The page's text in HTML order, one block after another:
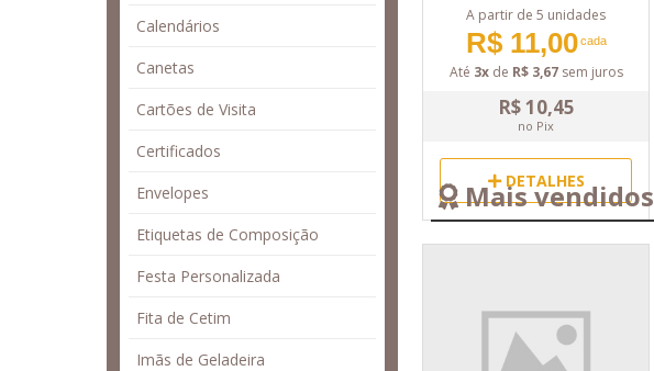
Calendários
Canetas
Cartões de Visita
Certificados
Envelopes
Etiquetas de Composição
Festa Personalizada
Fita de Cetim
Imãs de Geladeira
A partir de 5 unidades
R$ 11,00cada
Até 3xde R$ 3,67sem juros
R$ 10,45
no Pix
DETALHES
Mais vendidos